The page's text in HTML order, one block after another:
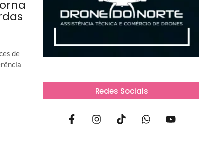
de
Redes Sociais